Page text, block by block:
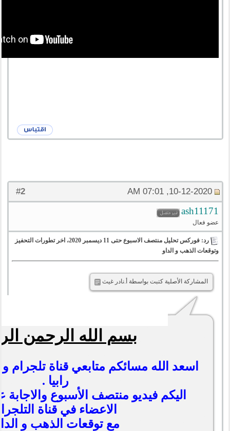
#
2 10-12-2020, 07:01 AM
ash11171
عضو فعال
رد: فوركس تحليل منتصف الاسبوع حتى 11 ديسمبر 2020، اخر تطورات التحفيز
وتوقعات الذهب و الداو
المشاركة الأصلية كتبت بواسطة أ.نادر غيث
بسم الله الرحمن
اسعد الله مسائكم متابعي قناة
رابيا .
اليكم فيديو منتصف الأسبوع
الاعضاء في قناة
مع توقعات الذهب و